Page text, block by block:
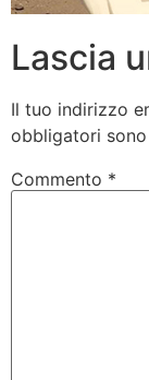
Lascia
Il tuo indirizzo
obbligatori
Commento *